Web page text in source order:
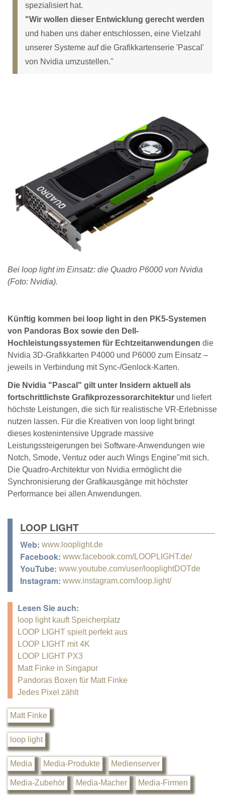
spezialisiert hat.
"Wir wollen dieser Entwicklung gerecht werden
und haben uns daher entschlossen, eine Vielzahl
unserer Systeme auf die Grafikkartenserie 'Pascal'
von Nvidia umzustellen."
Bei loop light im Einsatz: die Quadro P6000 von Nvidia
(Foto: Nvidia).
Künftig kommen bei loop light in den PK5-Systemen
von Pandoras Box sowie den Dell-
Hochleistungssystemen für Echtzeitanwendungen die
Nvidia 3D-Grafikkarten P4000 und P6000 zum Einsatz –
jeweils in Verbindung mit Sync-/Genlock-Karten.
Die Nvidia "Pascal" gilt unter Insidern aktuell als
fortschrittlichste Grafikprozessorarchitektur und liefert
höchste Leistungen, die sich für realistische VR-Erlebnisse
nutzen lassen. Für die Kreativen von loop light bringt
dieses kostenintensive Upgrade massive
Leistungssteigerungen bei Software-Anwendungen wie
Notch, Smode, Ventuz oder auch Wings Engine"mit sich.
Die Quadro-Architektur von Nvidia ermöglicht die
Synchronisierung der Grafikausgänge mit höchster
Performance bei allen Anwendungen.
LOOP LIGHT
Web: www.looplight.de
Facebook: www.facebook.com/LOOPLIGHT.de/
YouTube: www.youtube.com/user/looplightDOTde
Instagram: www.instagram.com/loop.light/
Lesen Sie auch:
loop light kauft Speicherplatz
LOOP LIGHT spielt perfekt aus
LOOP LIGHT mit 4K
LOOP LIGHT PX3
Matt Finke in Singapur
Pandoras Boxen für Matt Finke
Jedes Pixel zählt
Matt Finke
loop light
Media Media-Produkte Medienserver
Media-Zubehör Media-Macher Media-Firmen